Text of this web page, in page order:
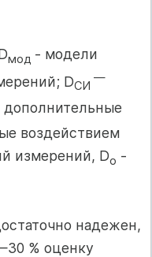
мод - модели
DСИ
—
дополнительные
воздействием
измерений, Dо -
надежен,
% оценку